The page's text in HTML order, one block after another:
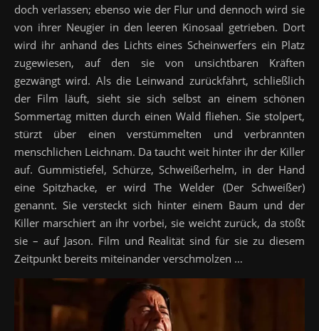
doch verlassen; ebenso wie der Flur und dennoch wird sie
von ihrer Neugier in den leeren Kinosaal getrieben. Dort
wird ihr anhand des Lichts eines Scheinwerfers ein Platz
zugewiesen, auf den sie von unsichtbaren Kräften
gezwängt wird. Als die Leinwand zurückfährt, schließlich
der Film läuft, sieht sie sich selbst an einem schönen
Sommertag mitten durch einen Wald fliehen. Sie stolpert,
stürzt über einen verstümmelten und verbrannten
menschlichen Leichnam. Da taucht weit hinter ihr der Killer
auf. Gummistiefel, Schürze, Schweißerhelm, in der Hand
eine Spitzhacke, er wird The Welder (Der Schweißer)
genannt. Sie versteckt sich hinter einem Baum und der
Killer marschiert an ihr vorbei, sie weicht zurück, da stößt
sie – auf Jason. Film und Realität sind für sie zu diesem
Zeitpunkt bereits miteinander verschmolzen …